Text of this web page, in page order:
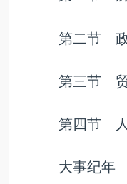
第二节 政
第三节 贸
第四节 人
大事纪年